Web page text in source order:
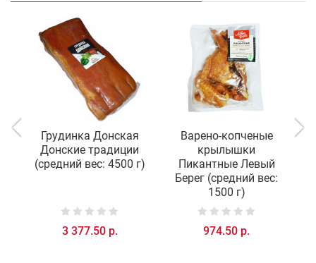
Грудинка Донская
Донские традиции
(средний вес: 4500 г)
3 377.50 р.
Варено-копченые
крылышки
Пикантные Левый
Берег (средний вес:
1500 г)
974.50 р.